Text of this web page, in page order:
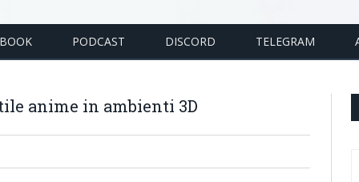
PODCAST DISCORD TELEGRAM
anime in ambienti 3D